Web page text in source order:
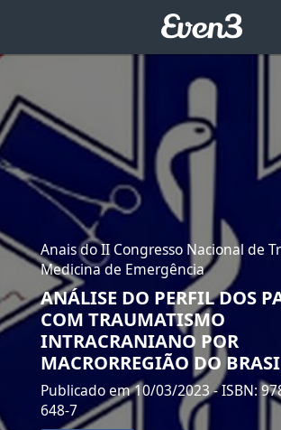
Anais do II Congresso Nacional de
Medicina de Emergência
ANÁLISE DO PERFIL DOS
COM TRAUMATISMO
INTRACRANIANO POR
MACRORREGIÃO DO
Publicado em 10/03/2023- ISBN:
648-7